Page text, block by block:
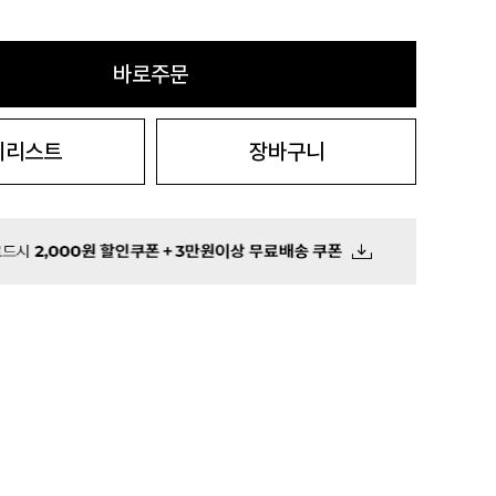
바로주문
리스트 장바구니